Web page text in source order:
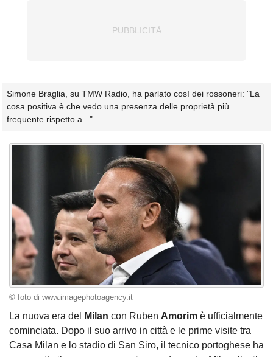
Simone Braglia, su TMW Radio, ha parlato così dei rossoneri: "La
cosa positiva è che vedo una presenza delle proprietà più
frequente rispetto a..."
© foto di www.imagephotoagency.it
La nuova era del Milan con Ruben Amorim è ufficialmente
cominciata. Dopo il suo arrivo in città e le prime visite tra
Casa Milan e lo stadio di San Siro, il tecnico portoghese ha